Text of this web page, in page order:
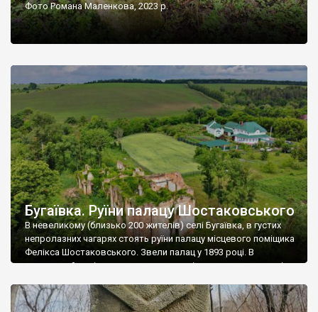
Фото Романа Маленкова, 2023 р.
Бугаївка. Руїни палацу Шостаковського
В невеликому (близько 200 жителів) селі Бугаївка, в густих
непролазних чагарях стоять руїни палацу місцевого поміщика
Фелікса Шостаковського. Звели палац у 1893 році. В
радянський період у ньому спочатку містилася школа, потім
століття тут розмістили туберкульозну лікарню. Коли із
палацу виїхала лікарня – ми точно не […]